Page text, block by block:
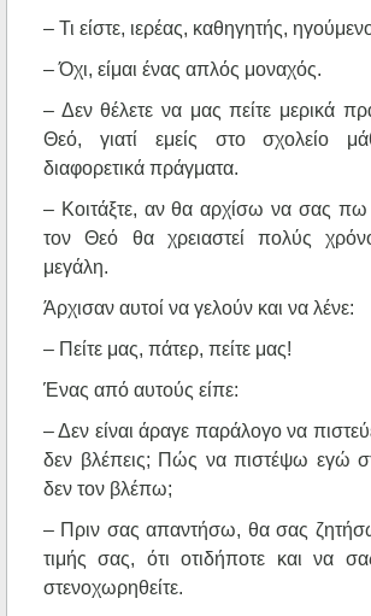
– Τι είστε, ιερέας, καθηγητής,
– Όχι, είμαι ένας απλός μοναχός.
– Δεν θέλετε να μας πείτε μερικά
Θεό, γιατί εμείς στο σχολείο
διαφορετικά πράγματα.
– Κοιτάξτε, αν θα αρχίσω να σας πω
τον Θεό θα χρειαστεί πολύς
μεγάλη.
Άρχισαν αυτοί να γελούν και να λένε:
– Πείτε μας, πάτερ, πείτε μας!
Ένας από αυτούς είπε:
– Δεν είναι άραγε παράλογο να
δεν βλέπεις; Πώς να πιστέψω εγώ
δεν τον βλέπω;
– Πριν σας απαντήσω, θα σας
τιμής σας, ότι οτιδήποτε και να
στενοχωρηθείτε.